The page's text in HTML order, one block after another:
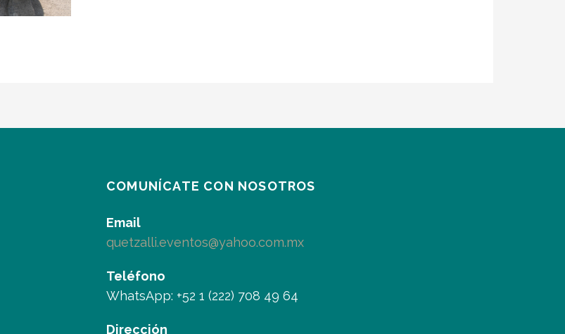
COMUNÍCATE CON NOSOTROS
Email
quetzalli.eventos@yahoo.com.mx
Teléfono
WhatsApp: +52 1 (222) 708 49 64
Dirección